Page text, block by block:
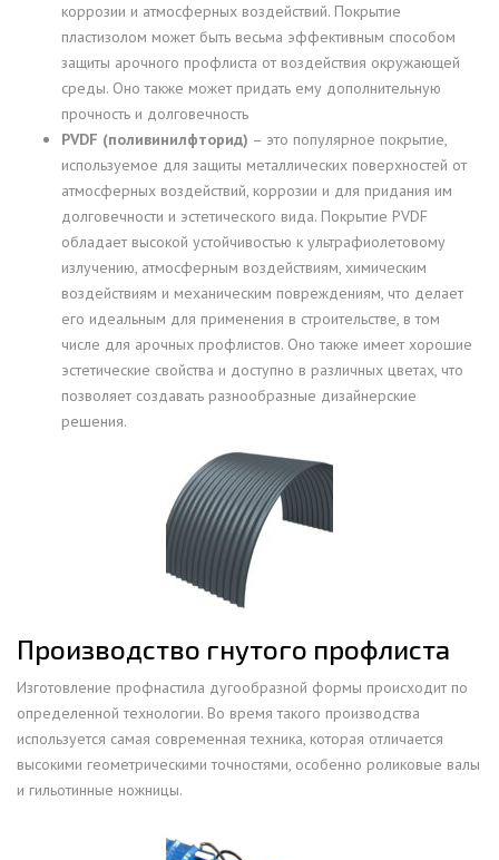
коррозии и атмосферных воздействий. Покрытие
пластизолом может быть весьма эффективным способом
защиты арочного профлиста от воздействия окружающей
среды. Оно также может придать ему дополнительную
прочность и долговечность
PVDF (поливинилфторид) – это популярное покрытие,
используемое для защиты металлических поверхностей от
атмосферных воздействий, коррозии и для придания им
долговечности и эстетического вида. Покрытие PVDF
обладает высокой устойчивостью к ультрафиолетовому
излучению, атмосферным воздействиям, химическим
воздействиям и механическим повреждениям, что делает
его идеальным для применения в строительстве, в том
числе для арочных профлистов. Оно также имеет хорошие
эстетические свойства и доступно в различных цветах, что
позволяет создавать разнообразные дизайнерские
решения.
Производство гнутого профлиста
Изготовление профнастила дугообразной формы происходит по
определенной технологии. Во время такого производства
используется самая современная техника, которая отличается
высокими геометрическими точностями, особенно роликовые валы
и гильотинные ножницы.